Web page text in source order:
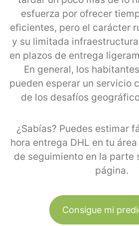
esfuerza por ofrecer
eficientes, pero el carácter
y su limitada
en plazos de entrega
En general, los
pueden esperar un servicio
de los desafíos
¿Sabías? Puedes estimar
hora entrega DHL en tu
de seguimiento en la parte
página.
Consigue mi